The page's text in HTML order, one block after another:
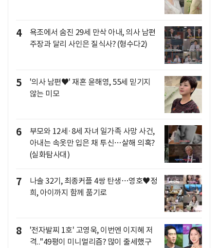
4
욕조에서 숨진 29세 만삭 아내, 의사 남편
주장과 달리 사인은 질식사? (형수다2)
5
'의사 남편♥' 재혼 윤해영, 55세 믿기지
않는 미모
6
부모와 12세·8세 자녀 일가족 사망 사건,
아내는 속옷만 입은 채 투신…살해 의혹?
(실화탐사대)
7
나솔 32기, 최종커플 4쌍 탄생…영호♥정
희, 아이까지 함께 품기로
8
'전자발찌 1호' 고영욱, 이번엔 이지혜 저
격.."49평이 미니멀리즘? 많이 출세했구